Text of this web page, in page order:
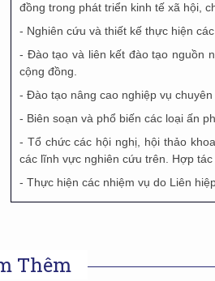
đồng trong phát triển kinh tế xã hội,
- Nghiên cứu và thiết kế thực hiện
- Đào tạo và liên kết đào tạo nguồn
cộng đồng.
- Đào tạo nâng cao nghiệp vụ chuyên
- Biên soạn và phổ biến các loại ấn
- Tổ chức các hội nghị, hội thảo
các lĩnh vực nghiên cứu trên. Hợp
- Thực hiện các nhiệm vụ do Liên
Thêm